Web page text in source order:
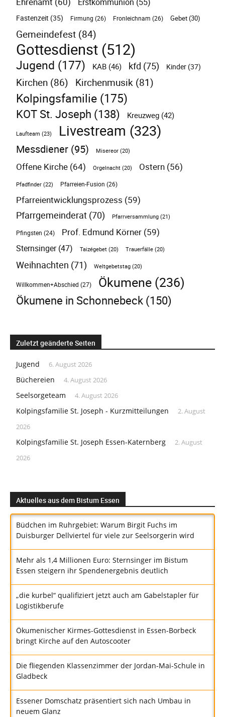
Erstkommunion (55)
Fastenzeit (35) Firmung (26) Fronleichnam (26) Gebet(30)
Gemeindefest (84)
Gottesdienst (512)
Jugend (177) KAB (46) kfd (75) Kinder (37)
Kirchen (86) Kirchenmusik (81)
Kolpingsfamilie (175)
KOT St. Joseph (138) Kreuzweg (42)
Laufteam (23) Livestream (323)
Messdiener (95) Misereor (20)
Offene Kirche (64) Orgelnacht (20) Ostern (56)
Pfadfinder (22) Pfarreien-Fusion (26)
Pfarreientwicklungsprozess (59)
Pfarrgemeinderat (70) Pfarrversammlung (21)
Pfingsten (24) Prof. Edmund Körner (59)
Sternsinger(47) Taizégebet (20) Trauerfälle (20)
Weihnachten (71) Weltgebetstag (20)
Willkommen+Abschied (27) Ökumene (236)
Ökumene in Schonnebeck (150)
Zuletzt geänderte Seiten
Jugend 6. August 2026
Büchereien 4. August 2026
Seelsorgeteam 4. August 2026
Kolpingsfamilie St. Joseph - Kurzmitteilungen
2. August
2026
Kolpingsfamilie St. Joseph Essen-Katernberg
2. August
2026
Aktuelles aus dem Bistum Essen
Büdchen im Ruhrgebiet: Warum Birgit Fuchs im
Duisburger Dellviertel für viele zur Seelsorgerin wird
Mehr als 1,4 Millionen Euro: Sternsinger im Bistum
Essen steigern ihr Spendenergebnis deutlich
„die kurbel“ qualifiziert jetzt auch am Gabelstapler für
Logistikberufe
Ökumenischer Kirmes-Gottesdienst in Essen-Borbeck
bringt Kirche auf den Autoscooter
Die fliegenden Klassenzimmer der Jordan-Mai-Schule in
Gladbeck
Essener Domschatz präsentiert sich nach Umbau in
neuem Glanz